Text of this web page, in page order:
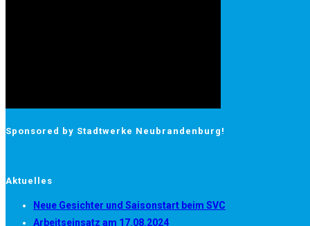
Sponsored by Stadtwerke Neubrandenburg!
Aktuelles
Neue Gesichter und Saisonstart beim SVC
Arbeitseinsatz am 17.08.2024